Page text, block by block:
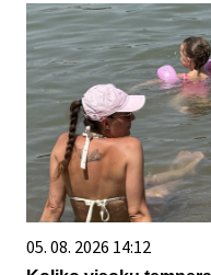
05. 08. 2026 14:12